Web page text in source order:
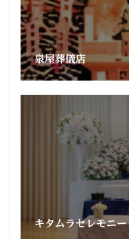
泉屋葬儀店
キタムラセレモニー